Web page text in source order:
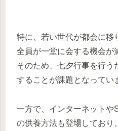
特に、若い世代が都会に移
全員が一堂に会する機会が
そのため、七夕行事を行う
することが課題となってい
一方で、インターネットや
の供養方法も登場しており